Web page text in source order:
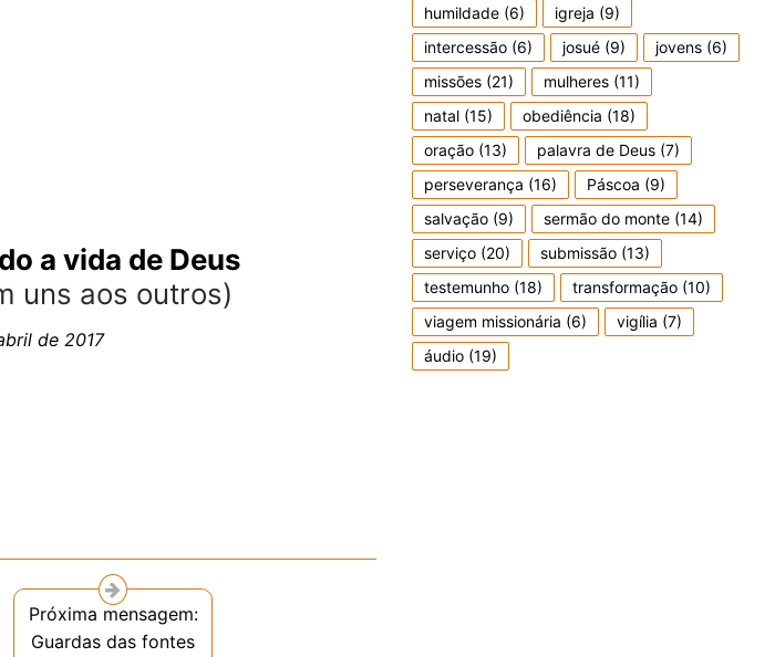
a vida de Deus
uns aos outros)
de 2017
Próxima mensagem:
Guardas das fontes
humildade (6) igreja (9)
intercessão (6) josué (9) jovens (6)
missões (21) mulheres (11)
natal (15) obediência (18)
oração (13) palavra de Deus (7)
perseverança (16) Páscoa (9)
salvação (9) sermão do monte (14)
serviço (20) submissão (13)
testemunho (18) transformação (10)
viagem missionária (6) vigília (7)
áudio (19)